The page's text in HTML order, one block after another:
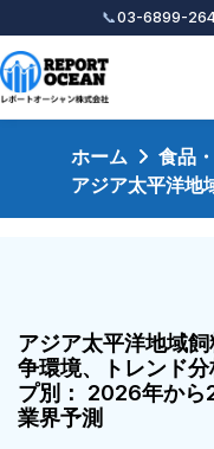
📞03-6899-
ホーム
食品
アジア太平洋地
アジア太平洋地域
争環境、トレンド
プ別： 2026年から
業界予測